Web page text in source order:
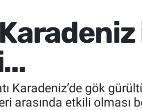
Karadeniz’de gök
arasında etkili olması